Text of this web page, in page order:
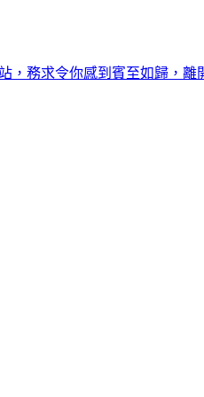
，務求令你感到賓至如歸，離